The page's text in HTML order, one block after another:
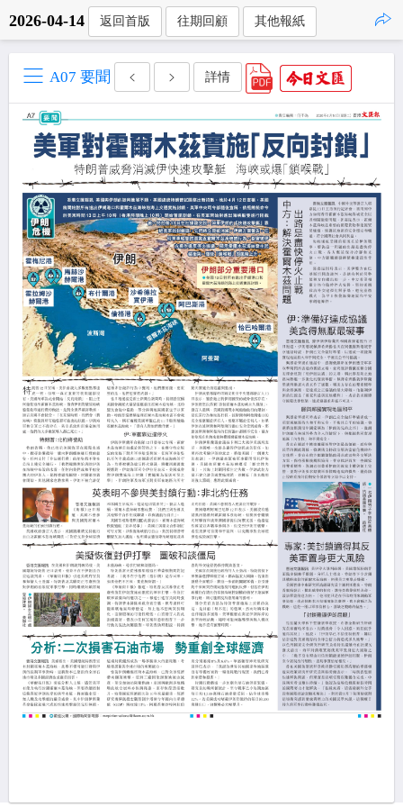
2026-04-14 返回首版 往期回顧 其他報紙
A07 要聞 詳情